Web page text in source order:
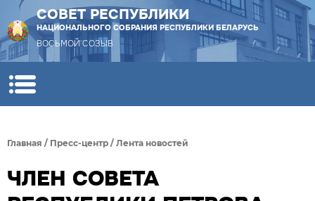
СОВЕТ РЕСПУБЛИКИ
НАЦИОНАЛЬНОГО СОБРАНИЯ РЕСПУБЛИКИ БЕЛАРУСЬ
ВОСЬМОЙ СОЗЫВ
Главная / Пресс-центр / Лента новостей
ЧЛЕН СОВЕТА